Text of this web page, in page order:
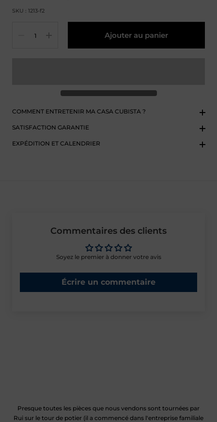
SKU : 1213-f2
Ajouter au panier
COMMENT ENTRETENIR MA CASA CUBISTA ?
SATISFACTION GARANTIE
EXPÉDITION ET CALENDRIER
Commentaires des clients
Soyez le premier à donner votre avis
Écrire un commentaire
Presque toutes les pièces que nous vendons sont tournées par
Rui sur le tour de potier (il a commencé dans l'entreprise familiale